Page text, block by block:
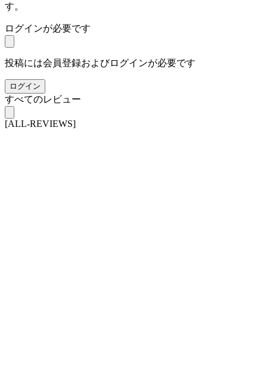
す。
ログインが必要です
投稿には会員登録およびログインが必要です
ログイン
すべてのレビュー
[ALL-REVIEWS]